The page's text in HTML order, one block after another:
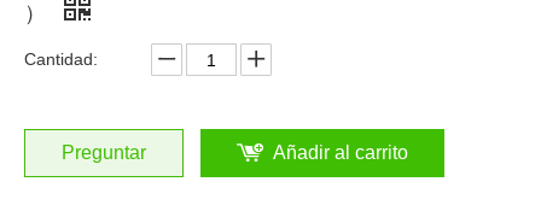
）
Cantidad:
Preguntar Añadir al carrito